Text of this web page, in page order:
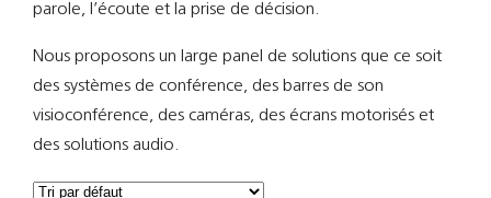
À propos
parole, l’écoute et la prise de décision.
Nous proposons un large panel de solutions que ce soit
des systèmes de conférence, des barres de son
visioconférence, des caméras, des écrans motorisés et
des solutions audio.